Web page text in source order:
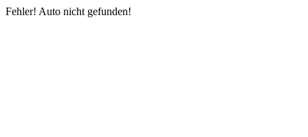
Fehler! Auto nicht gefunden!